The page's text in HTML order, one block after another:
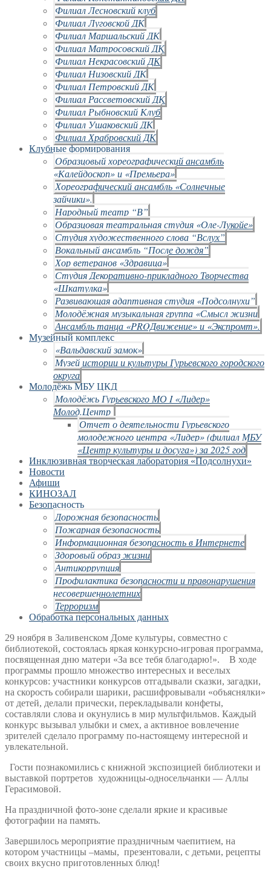
Филиал Лесновский клуб
Филиал Луговской ДК
Филиал Маршальский ДК
Филиал Матросовский ДК
Филиал Некрасовский ДК
Филиал Низовский ДК
Филиал Петровский ДК
Филиал Рассветовский ДК
Филиал Рыбновский Клуб
Филиал Ушаковский ДК
Филиал Храбровский ДК
Клубные формирования
Образцовый хореографический ансамбль
«Калейдоскоп» и «Премьера»
Хореографический ансамбль «Солнечные
зайчики».
Народный театр “В”
Образцовая театральная студия «Оле-Лукойе»
Студия художественного слова “Вслух”
Вокальный ансамбль “После дождя”
Хор ветеранов «Здравица»
Студия Декоративно-прикладного Творчества
«Шкатулка»
Развивающая адаптивная студия «Подсолнухи”
Молодёжная музыкальная группа «Смысл жизни
Ансамбль танца «PROДвижение» и «Экспромт».
Музейный комплекс
«Вальдавский замок»
Музей истории и культуры Гурьевского городского
округа
Молодёжь МБУ ЦКД
Молодёжь Гурьевского МО I «Лидер»
Молод.Центр
Отчет о деятельности Гурьевского
молодежного центра «Лидер» (филиал МБУ
«Центр культуры и досуга») за 2025 год
Инклюзивная творческая лаборатория «Подсолнухи»
Новости
Афиши
КИНОЗАЛ
Безопасность
Дорожная безопасность
Пожарная безопасность
Информационная безопасность в Интернете
Здоровый образ жизни
Антикоррупция
Профилактика безопасности и правонарушения
несовершеннолетних
Терроризм
Обработка персональных данных
29 ноября в Заливенском Доме культуры, совместно с
библиотекой, состоялась яркая конкурсно-игровая программа,
посвященная дню матери «За все тебя благодарю!». В ходе
программы прошло множество интересных и веселых
конкурсов: участники конкурсов отгадывали сказки, загадки,
на скорость собирали шарики, расшифровывали «объяснялки»
от детей, делали прически, перекладывали конфеты,
составляли слова и окунулись в мир мультфильмов. Каждый
конкурс вызывал улыбки и смех, а активное вовлечение
зрителей сделало программу по-настоящему интересной и
увлекательной.
Гости познакомились с книжной экспозицией библиотеки и
выставкой портретов художницы-односельчанки — Аллы
Герасимовой.
На праздничной фото-зоне сделали яркие и красивые
фотографии на память.
Завершилось мероприятие праздничным чаепитием, на
котором участницы –мамы, презентовали, с детьми, рецепты
своих вкусно приготовленных блюд!